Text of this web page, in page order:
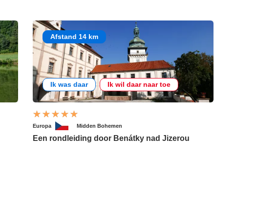
Afstand 14 km
Ik was daar Ik wil daar naar toe
Europa Midden Bohemen
Een rondleiding door Benátky nad Jizerou